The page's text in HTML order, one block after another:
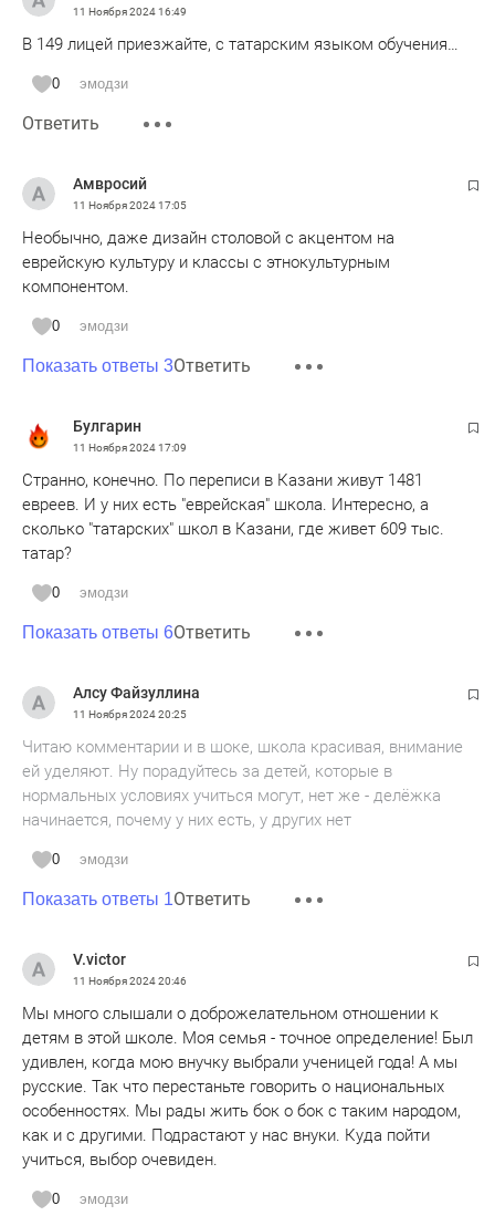
11 Ноября 202416:49
В 149 лицей приезжайте, с татарским языком обучения…
0 эмодзи
Ответить
Амвросий
11 Ноября 202417:05
Необычно, даже дизайн столовой с акцентом на
еврейскую культуру и классы с этнокультурным
компонентом.
0 эмодзи
Показать ответы 3Ответить
Булгарин
11 Ноября 202417:09
Странно, конечно. По переписи в Казани живут 1481
евреев. И у них есть "еврейская" школа. Интересно, а
сколько "татарских" школ в Казани, где живет 609 тыс.
татар?
0 эмодзи
Показать ответы 6Ответить
Алсу Файзуллина
11 Ноября 202420:25
Читаю комментарии и в шоке, школа красивая, внимание
ей уделяют. Ну порадуйтесь за детей, которые в
нормальных условиях учиться могут, нет же - делёжка
начинается, почему у них есть, у других нет
0 эмодзи
Показать ответы 1Ответить
V.victor
11 Ноября 202420:46
Мы много слышали о доброжелательном отношении к
детям в этой школе. Моя семья - точное определение! Был
удивлен, когда мою внучку выбрали ученицей года! А мы
русские. Так что перестаньте говорить о национальных
особенностях. Мы рады жить бок о бок с таким народом,
как и с другими. Подрастают у нас внуки. Куда пойти
учиться, выбор очевиден.
0 эмодзи